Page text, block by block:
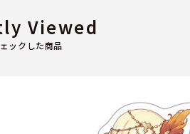
ックした商品
Viewed